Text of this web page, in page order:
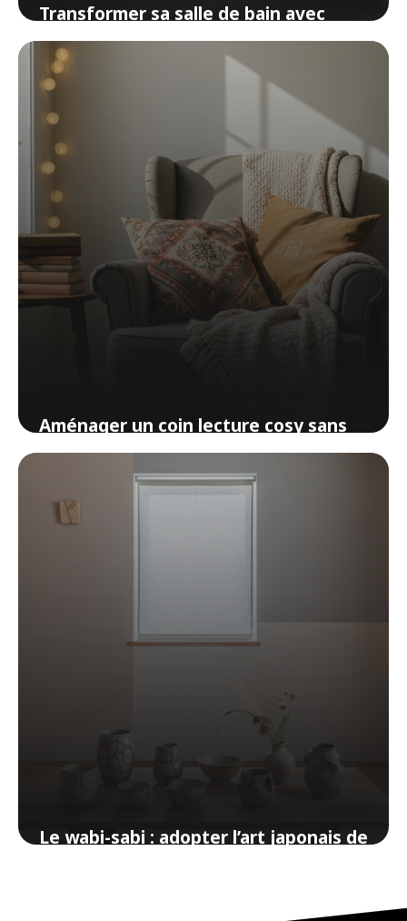
Transformer sa salle de bain avec
moins de 100 euros
5 avril 2026
Aménager un coin lecture cosy sans
se ruiner
Le wabi-sabi : adopter l’art japonais de